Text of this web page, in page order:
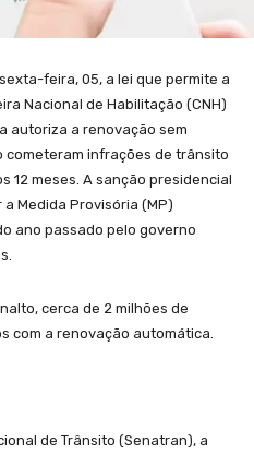
feira, 05, a lei que permite a
Nacional de Habilitação (CNH)
autoriza a renovação sem
infrações de trânsito
12 meses. A sanção presidencial
Medida Provisória (MP)
ano passado pelo governo
cerca de 2 milhões de
com a renovação automática.
de Trânsito (Senatran), a